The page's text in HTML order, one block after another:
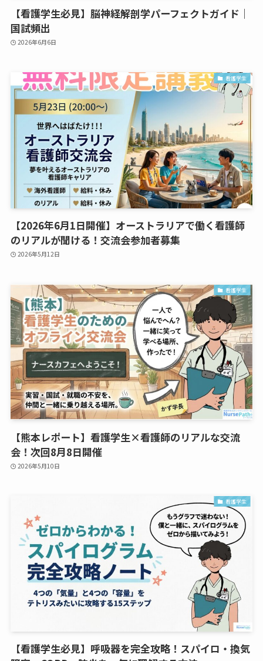
【看護学生必見】脳神経解剖学パーフェクトガイド｜
国試頻出
2026年6月6日
看護学生
【2026年6月1日開催】オーストラリアで働く看護師
のリアルが聞ける！交流会参加者募集
2026年5月12日
看護学生
【熊本レポート】看護学生×看護師のリアルな交流
会！次回8月8日開催
2026年5月10日
看護学生
【看護学生必見】呼吸器を完全攻略！スパイロ・換気